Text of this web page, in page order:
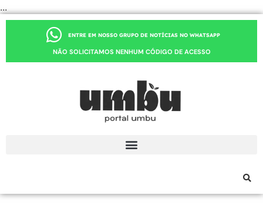
...
ENTRE EM NOSSO GRUPO DE NOTÍCIAS NO WHATSAPP
NÃO SOLICITAMOS NENHUM CÓDIGO DE ACESSO